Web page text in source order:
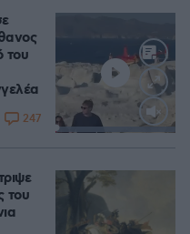
Loaded
του
247
του